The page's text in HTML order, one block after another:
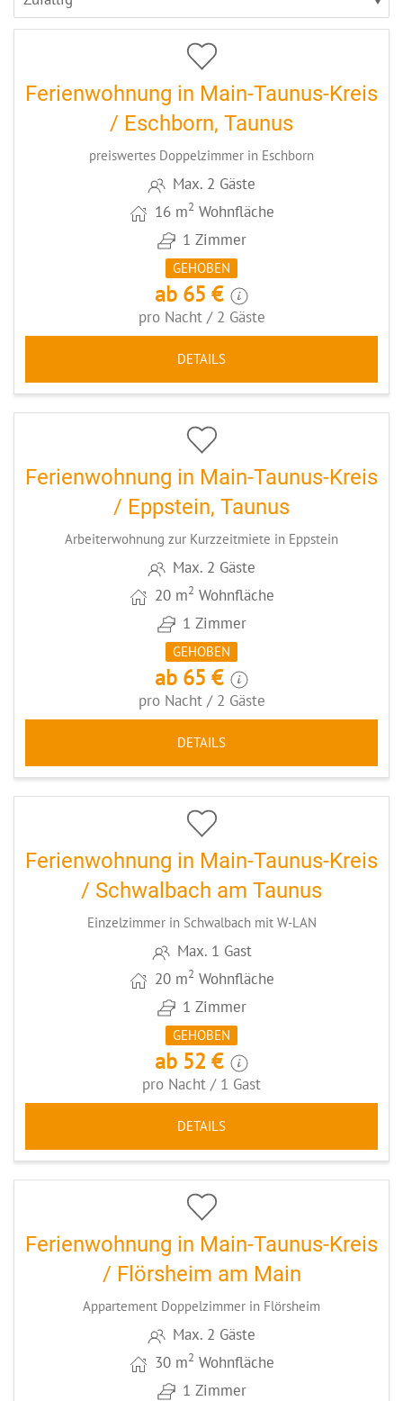
3 CODE: MTROS1
Ferienwohnung in Main-Taunus-Kreis
/ Eschborn, Taunus
preiswertes Doppelzimmer in Eschborn
Max. 2 Gäste
16 m2 Wohnfläche
1 Zimmer
GEHOBEN
ab 65 €
pro Nacht / 2 Gäste
DETAILS
5 CODE: MTKSTEY2
Ferienwohnung in Main-Taunus-Kreis
/ Eppstein, Taunus
Arbeiterwohnung zur Kurzzeitmiete in Eppstein
Max. 2 Gäste
20 m2 Wohnfläche
1 Zimmer
GEHOBEN
ab 65 €
pro Nacht / 2 Gäste
DETAILS
4 CODE: MTKKEL1
Ferienwohnung in Main-Taunus-Kreis
/ Schwalbach am Taunus
Einzelzimmer in Schwalbach mit W-LAN
Max. 1 Gast
20 m2 Wohnfläche
1 Zimmer
GEHOBEN
ab 52 €
pro Nacht / 1 Gast
DETAILS
4 CODE: MTWUE2
Ferienwohnung in Main-Taunus-Kreis
/ Flörsheim am Main
Appartement Doppelzimmer in Flörsheim
Max. 2 Gäste
30 m2 Wohnfläche
1 Zimmer